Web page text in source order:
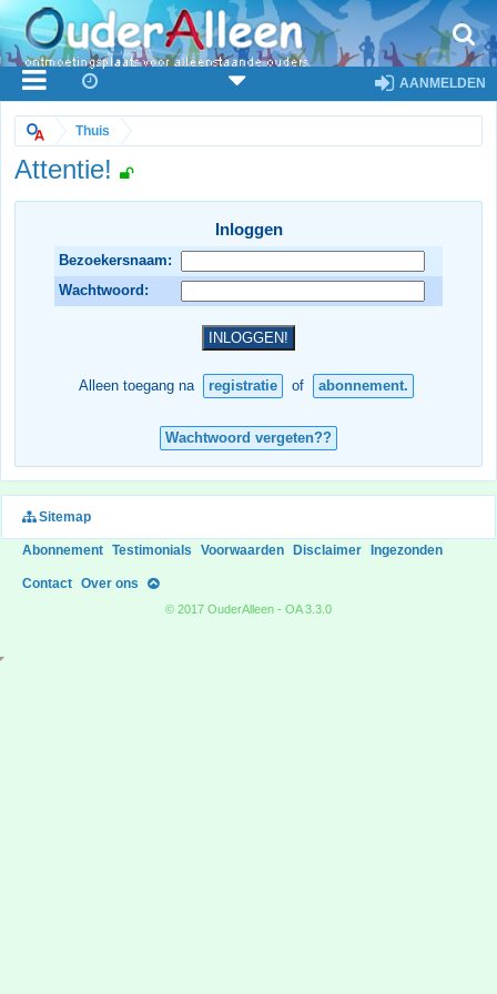
AANMELDEN
Thuis
Attentie!
Inloggen
Bezoekersnaam:
Wachtwoord:
Alleen toegang na registratie of abonnement.
Wachtwoord vergeten??
Sitemap
Abonnement Testimonials Voorwaarden Disclaimer Ingezonden
Contact Over ons
© 2017 OuderAlleen - OA 3.3.0